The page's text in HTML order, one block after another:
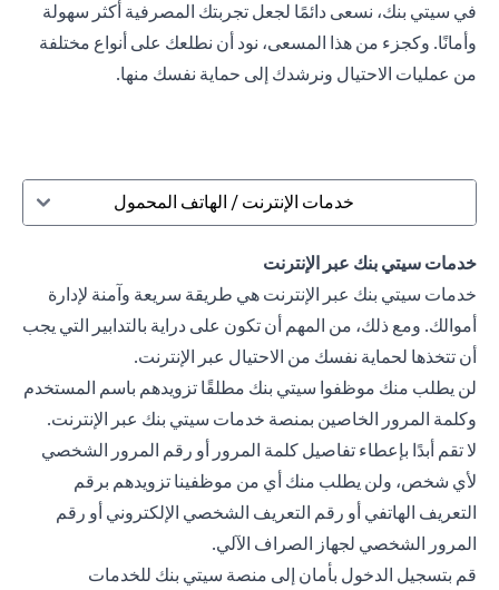
في سيتي بنك، نسعى دائمًا لجعل تجربتك المصرفية أكثر سهولة
وأمانًا. وكجزء من هذا المسعى، نود أن نطلعك على أنواع مختلفة
من عمليات الاحتيال ونرشدك إلى حماية نفسك منها.
خدمات الإنترنت / الهاتف المحمول
خدمات سيتي بنك عبر الإنترنت
خدمات سيتي بنك عبر الإنترنت هي طريقة سريعة وآمنة لإدارة
أموالك. ومع ذلك، من المهم أن تكون على دراية بالتدابير التي يجب
أن تتخذها لحماية نفسك من الاحتيال عبر الإنترنت.
لن يطلب منك موظفوا سيتي بنك مطلقًا تزويدهم باسم المستخدم
وكلمة المرور الخاصين بمنصة خدمات سيتي بنك عبر الإنترنت.
لا تقم أبدًا بإعطاء تفاصيل كلمة المرور أو رقم المرور الشخصي
لأي شخص، ولن يطلب منك أي من موظفينا تزويدهم برقم
التعريف الهاتفي أو رقم التعريف الشخصي الإلكتروني أو رقم
المرور الشخصي لجهاز الصراف الآلي.
قم بتسجيل الدخول بأمان إلى منصة سيتي بنك للخدمات